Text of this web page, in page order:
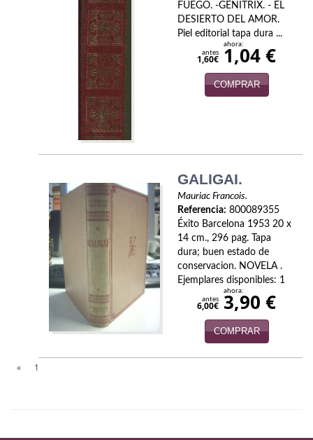
Guerra Civil Española
Informática
Literatura fantástica
Literatura hispanoamericana
Mafia y espionaje
FUEGO. -GENITRIX. - EL
DESIERTO DEL AMOR.
Piel editorial tapa dura ...
antes
1,60€
ahora:
1,04 €
COMPRAR
GALIGAI.
Mauriac Francois.
Referencia: 800089355
Éxito Barcelona 1953 20 x
14 cm., 296 pag. Tapa
dura; buen estado de
conservacion. NOVELA .
Ejemplares disponibles: 1
antes
6,00€
ahora:
3,90 €
COMPRAR
« 1